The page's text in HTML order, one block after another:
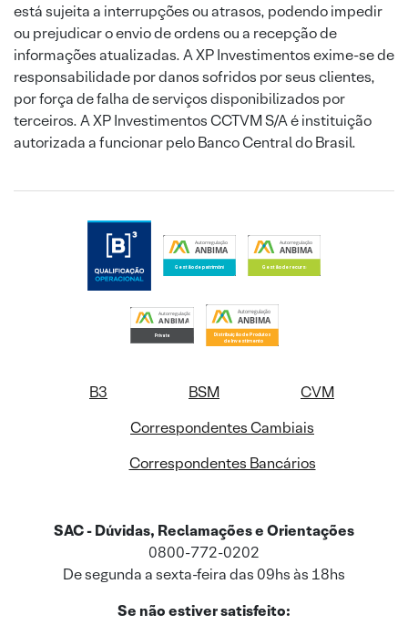
está sujeita a interrupções ou atrasos, podendo impedir
ou prejudicar o envio de ordens ou a recepção de
informações atualizadas. A XP Investimentos exime-se de
responsabilidade por danos sofridos por seus clientes,
por força de falha de serviços disponibilizados por
terceiros. A XP Investimentos CCTVM S/A é instituição
autorizada a funcionar pelo Banco Central do Brasil.
B3 BSM
CVM
Correspondentes Cambiais
Correspondentes Bancários
SAC - Dúvidas, Reclamações e Orientações
0800-772-0202
De segunda a sexta-feira das 09hs às 18hs
Se não estiver satisfeito: